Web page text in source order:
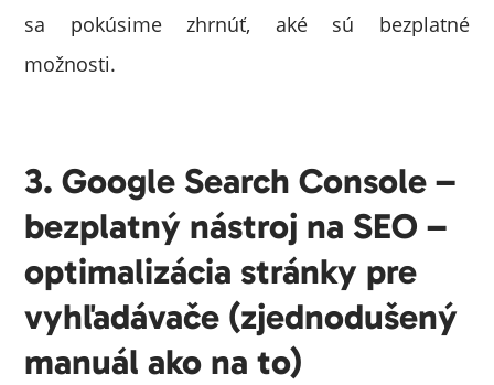
sa pokúsime zhrnúť, aké sú bezplatné
možnosti.
3. Google Search Console –
bezplatný nástroj na SEO –
optimalizácia stránky pre
vyhľadávače (zjednodušený
manuál ako na to)